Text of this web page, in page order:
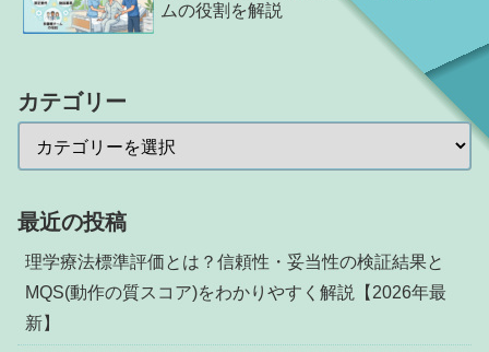
ムの役割を解説
カテゴリー
最近の投稿
理学療法標準評価とは？信頼性・妥当性の検証結果と
MQS(動作の質スコア)をわかりやすく解説【2026年最
新】